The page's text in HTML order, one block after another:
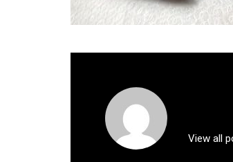
View all